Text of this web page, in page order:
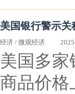
美国银行警示
经济 / 微观经济
美国多
商品价格